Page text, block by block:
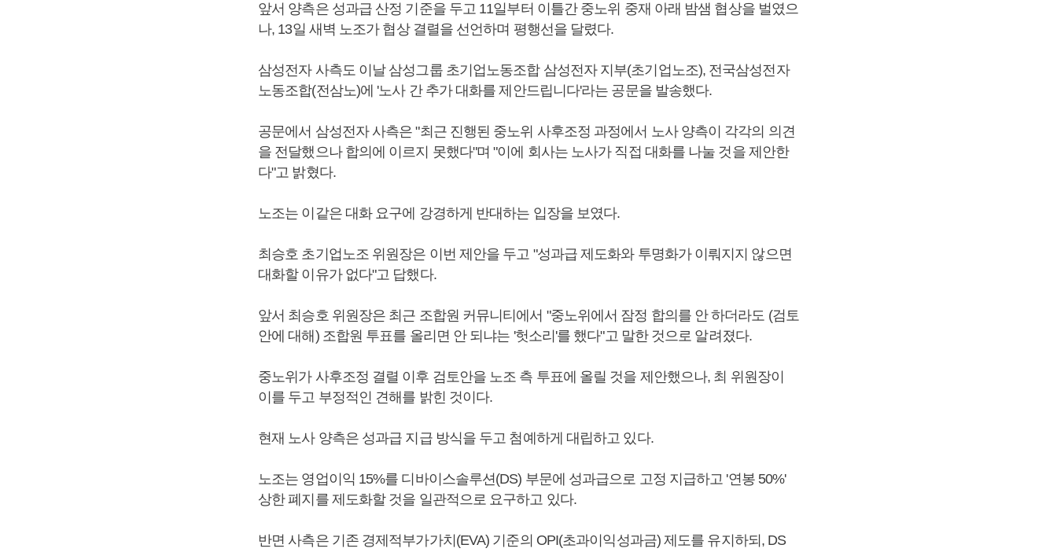
앞서 양측은 성과급 산정 기준을 두고 11일부터 이틀간 중노위 중재 아래 밤샘 협상을 벌였으
나, 13일 새벽 노조가 협상 결렬을 선언하며 평행선을 달렸다.
삼성전자 사측도 이날 삼성그룹 초기업노동조합 삼성전자 지부(초기업노조), 전국삼성전자
노동조합(전삼노)에 '노사 간 추가 대화를 제안드립니다'라는 공문을 발송했다.
공문에서 삼성전자 사측은 "최근 진행된 중노위 사후조정 과정에서 노사 양측이 각각의 의견
을 전달했으나 합의에 이르지 못했다"며 "이에 회사는 노사가 직접 대화를 나눌 것을 제안한
다"고 밝혔다.
노조는 이같은 대화 요구에 강경하게 반대하는 입장을 보였다.
최승호 초기업노조 위원장은 이번 제안을 두고 "성과급 제도화와 투명화가 이뤄지지 않으면
대화할 이유가 없다"고 답했다.
앞서 최승호 위원장은 최근 조합원 커뮤니티에서 "중노위에서 잠정 합의를 안 하더라도 (검토
안에 대해) 조합원 투표를 올리면 안 되냐는 '헛소리'를 했다"고 말한 것으로 알려졌다.
중노위가 사후조정 결렬 이후 검토안을 노조 측 투표에 올릴 것을 제안했으나, 최 위원장이
이를 두고 부정적인 견해를 밝힌 것이다.
현재 노사 양측은 성과급 지급 방식을 두고 첨예하게 대립하고 있다.
노조는 영업이익 15%를 디바이스솔루션(DS) 부문에 성과급으로 고정 지급하고 '연봉 50%'
상한 폐지를 제도화할 것을 일관적으로 요구하고 있다.
반면 사측은 기존 경제적부가가치(EVA) 기준의 OPI(초과이익성과금) 제도를 유지하되, DS